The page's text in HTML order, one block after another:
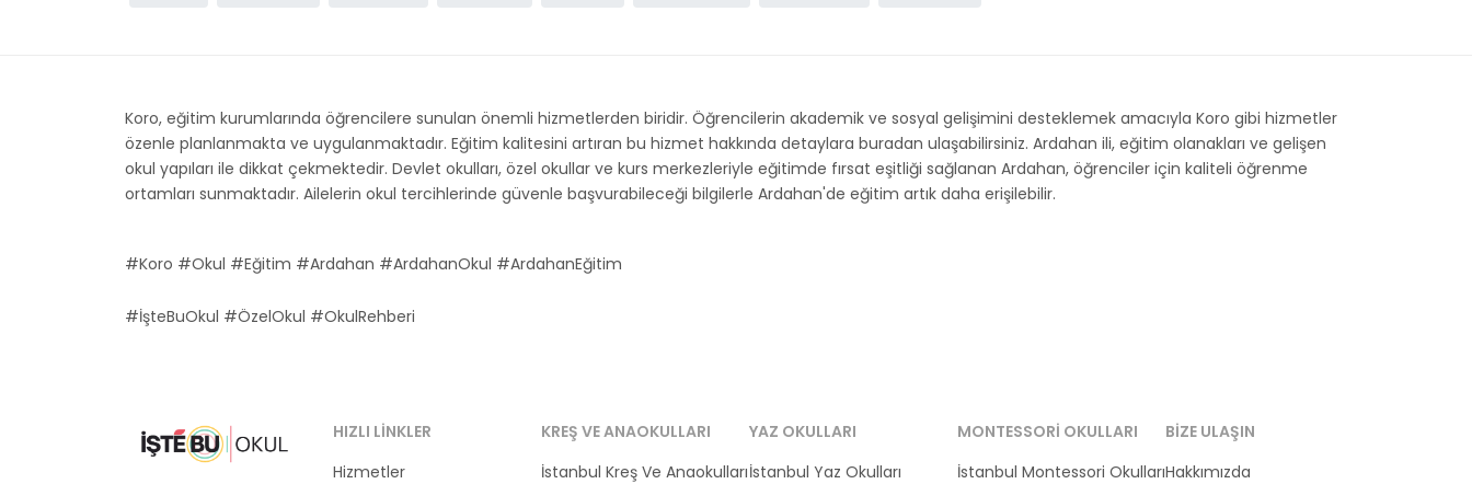
Koro, eğitim kurumlarında öğrencilere sunulan önemli hizmetlerden biridir. Öğrencilerin akademik ve sosyal gelişimini desteklemek amacıyla Koro gibi hizmetler
özenle planlanmakta ve uygulanmaktadır. Eğitim kalitesini artıran bu hizmet hakkında detaylara buradan ulaşabilirsiniz. Ardahan ili, eğitim olanakları ve gelişen
okul yapıları ile dikkat çekmektedir. Devlet okulları, özel okullar ve kurs merkezleriyle eğitimde fırsat eşitliği sağlanan Ardahan, öğrenciler için kaliteli öğrenme
ortamları sunmaktadır. Ailelerin okul tercihlerinde güvenle başvurabileceği bilgilerle Ardahan'de eğitim artık daha erişilebilir.
#Koro #Okul #Eğitim #Ardahan #ArdahanOkul #ArdahanEğitim
#İşteBuOkul #ÖzelOkul #OkulRehberi
HIZLI LINKLER
Hizmetler
KREŞ VE ANAOKULLARI
İstanbul Kreş Ve Anaokulları
YAZ OKULLARI
İstanbul Yaz Okulları
MONTESSORI OKULLARI
İstanbul Montessori Okulları
BIZE ULAŞIN
Hakkımızda